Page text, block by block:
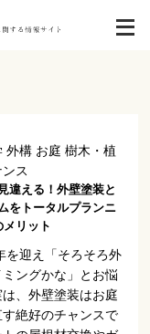
外構 お庭 樹木・植
ス
違える！外壁塗装と
をトータルプランニ
リット
を迎え「そろそろ外
ングかな」とお悩
、外壁塗装はお庭
絶好のチャンスで